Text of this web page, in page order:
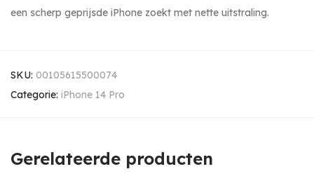
een scherp geprijsde iPhone zoekt met nette uitstraling.
SKU: 00105615500074
Categorie: iPhone 14 Pro
Gerelateerde producten